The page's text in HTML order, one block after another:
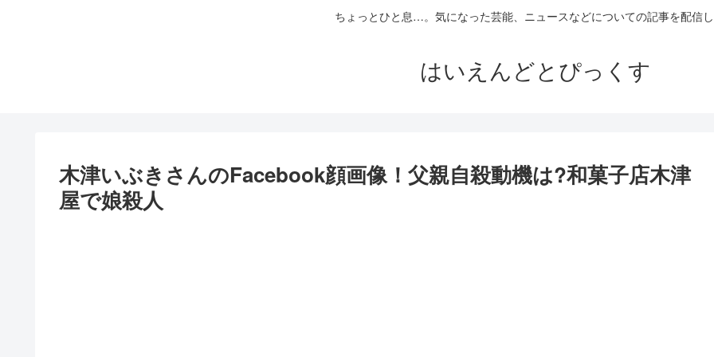
ちょっとひと息…。気になった芸能、ニュースなどについての記事を配信
はいえんどとぴっくす
木津いぶきさんのFacebook顔画像！父親自殺動機は?和菓子店木津
屋で娘殺人